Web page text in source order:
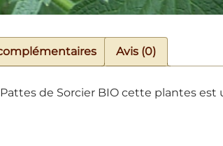
Avis (0)
de Sorcier BIO cette plantes